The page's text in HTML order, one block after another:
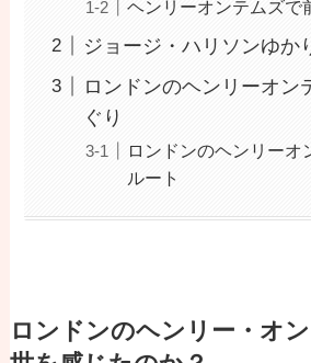
ヘンリーオンテムズで
ジョージ・ハリソンゆか
ロンドンのヘンリーオン
ぐり
ロンドンのヘンリーオ
ルート
ロンドンのヘンリー・オ